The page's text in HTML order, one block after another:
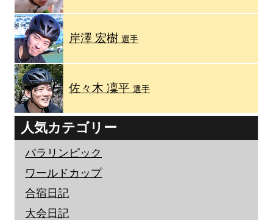
岸澤 宏樹 選手
佐々木 凜平 選手
人気カテゴリー
パラリンピック
ワールドカップ
合宿日記
大会日記